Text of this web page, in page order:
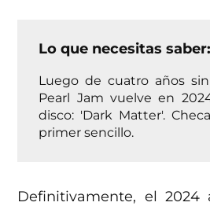
Lo que necesitas saber:
Luego de cuatro años
Pearl Jam vuelve en
disco: 'Dark Matter'.
primer sencillo.
Definitivamente, el 2024